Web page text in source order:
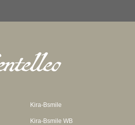
Kira-Bsmile
Kira-Bsmile WB